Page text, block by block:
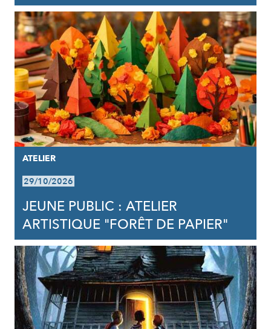
ATELIER
29/10/2026
JEUNE PUBLIC : ATELIER
ARTISTIQUE "FORÊT DE PAPIER"